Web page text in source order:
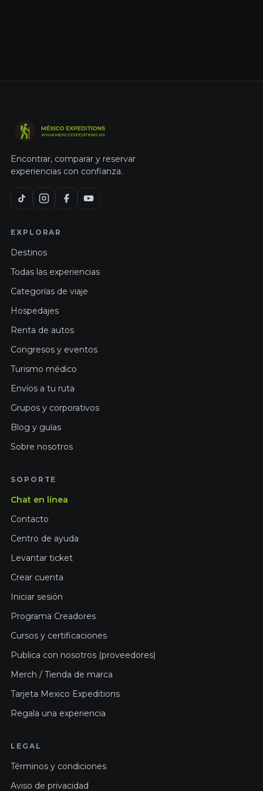
mejor cuando se
imperdibles para una
Encontrar, comparar y reservar
experiencias con confianza.
EXPLORAR
Destinos
Todas las experiencias
Categorías de viaje
Hospedajes
Renta de autos
Congresos y eventos
Turismo médico
Envíos a tu ruta
Grupos y corporativos
Blog y guías
Sobre nosotros
SOPORTE
Chat en línea
Contacto
Centro de ayuda
Levantar ticket
Crear cuenta
Iniciar sesión
Programa Creadores
Cursos y certificaciones
Publica con nosotros (proveedores)
Merch / Tienda de marca
Tarjeta Mexico Expeditions
Regala una experiencia
LEGAL
Términos y condiciones
Aviso de privacidad